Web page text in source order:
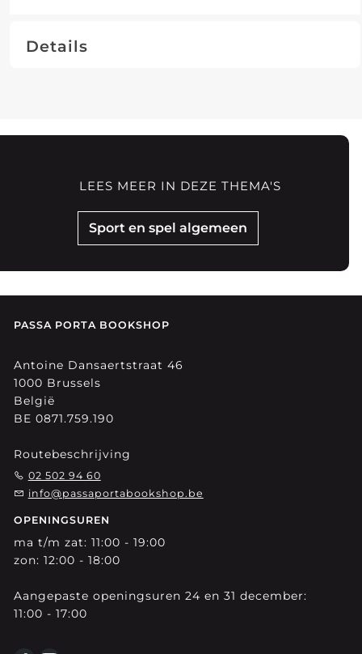
Details
Sport en spel algemeen
LEES MEER IN DEZE THEMA'S
PASSA PORTA BOOKSHOP
Antoine Dansaertstraat 46
1000 Brussels
België
BE 0871.759.190
Routebeschrijving
02 502 94 60
info@passaportabookshop.be
OPENINGSUREN
ma t/m zat: 11:00 - 19:00
zon: 12:00 - 18:00
Aangepaste openingsuren 24 en 31 december:
11:00 - 17:00